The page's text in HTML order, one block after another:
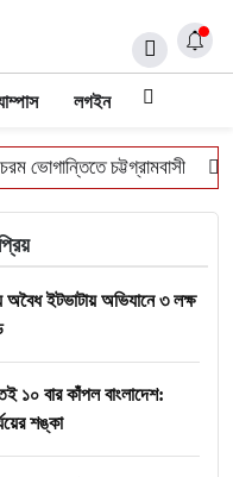
লগইন
চট্টগ্রামবাসী খুলশীতে
অবৈধ ইটভাটায় অভিযানে ৩ লক্ষ
১০ বার কাঁপল বাংলাদেশ:
শঙ্কা